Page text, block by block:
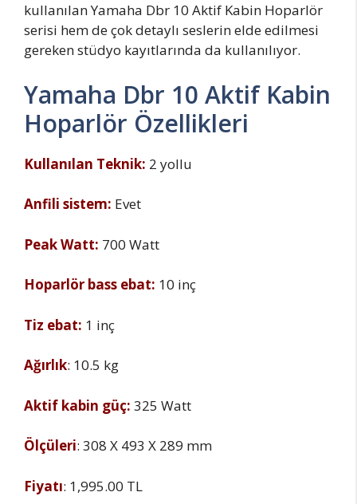
kullanılan Yamaha Dbr 10 Aktif Kabin Hoparlör
serisi hem de çok detaylı seslerin elde edilmesi
gereken stüdyo kayıtlarında da kullanılıyor.
Yamaha Dbr 10 Aktif Kabin
Hoparlör Özellikleri
Kullanılan Teknik: 2 yollu
Anfili sistem: Evet
Peak Watt: 700 Watt
Hoparlör bass ebat: 10 inç
Tiz ebat: 1 inç
Ağırlık: 10.5 kg
Aktif kabin güç: 325 Watt
Ölçüleri: 308 X 493 X 289 mm
Fiyatı: 1,995.00 TL